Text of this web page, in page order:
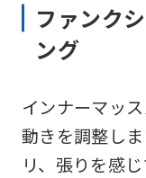
ファンク
ング
インナーマッ
動きを調整し
リ、張りを感